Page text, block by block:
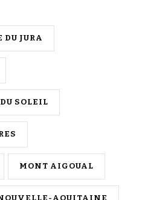
DU JURA
SOLEIL
MONT AIGOUAL
AQUITAINE